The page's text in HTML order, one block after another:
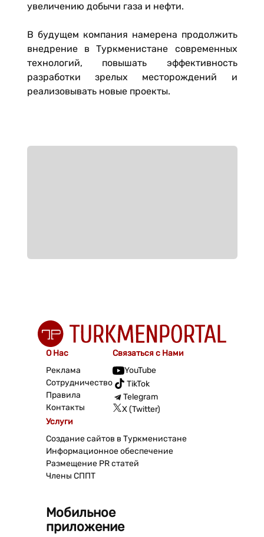
увеличению добычи газа и нефти.
В будущем компания намерена продолжить
внедрение в Туркменистане современных
технологий, повышать эффективность
разработки зрелых месторождений и
реализовывать новые проекты.
О Нас
Реклама
Сотрудничество
Правила
Контакты
Связаться с Нами
YouTube
TikTok
Telegram
X (Twitter)
Услуги
Создание сайтов в Туркменистане
Информационное обеспечение
Размещение PR статей
Члены СППТ
Мобильное
приложение